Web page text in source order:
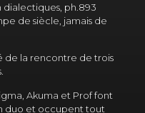
dialectiques, ph.893
de siècle, jamais de
de la rencontre de trois
Akuma et Prof font
duo et occupent tout